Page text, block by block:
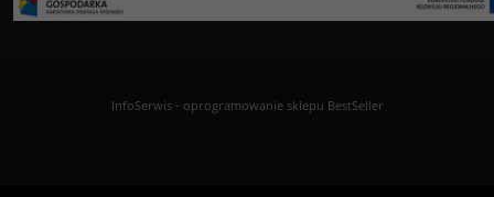
InfoSerwis- oprogramowanie sklepu BestSeller